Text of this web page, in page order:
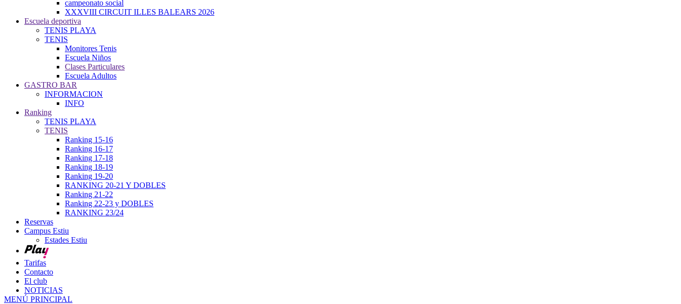
campeonato social
XXXVIII CIRCUIT ILLES BALEARS 2026
Escuela deportiva
TENIS PLAYA
TENIS
Monitores Tenis
Escuela Niños
Clases Particulares
Escuela Adultos
GASTRO BAR
INFORMACION
INFO
Ranking
TENIS PLAYA
TENIS
Ranking 15-16
Ranking 16-17
Ranking 17-18
Ranking 18-19
Ranking 19-20
RANKING 20-21 Y DOBLES
Ranking 21-22
Ranking 22-23 y DOBLES
RANKING 23/24
Reservas
Campus Estiu
Estades Estiu
Tarifas
Contacto
El club
NOTICIAS
MENÚ PRINCIPAL